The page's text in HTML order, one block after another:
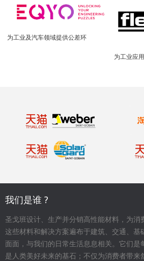
为工业及汽车领域提供公差环
为工业应
我们是谁 ?
圣戈班设计、生产并分销高性能材料，为消
这些材料和解决方案遍布于建筑、交通、基
面面，与我们的日常生活息息相关。它们是
是人类美好未来的基石；不仅为消费者带来